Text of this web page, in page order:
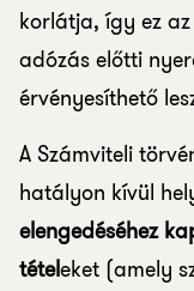
korlátja, így ez
adózás előtti
érvényesíthető
A Számviteli
hatályon kívül
elengedéséhez
tételeket (amely